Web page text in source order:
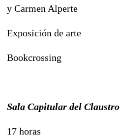
y Carmen Alperte
Exposición de arte
Bookcrossing
Sala Capitular del Claustro
17 horas